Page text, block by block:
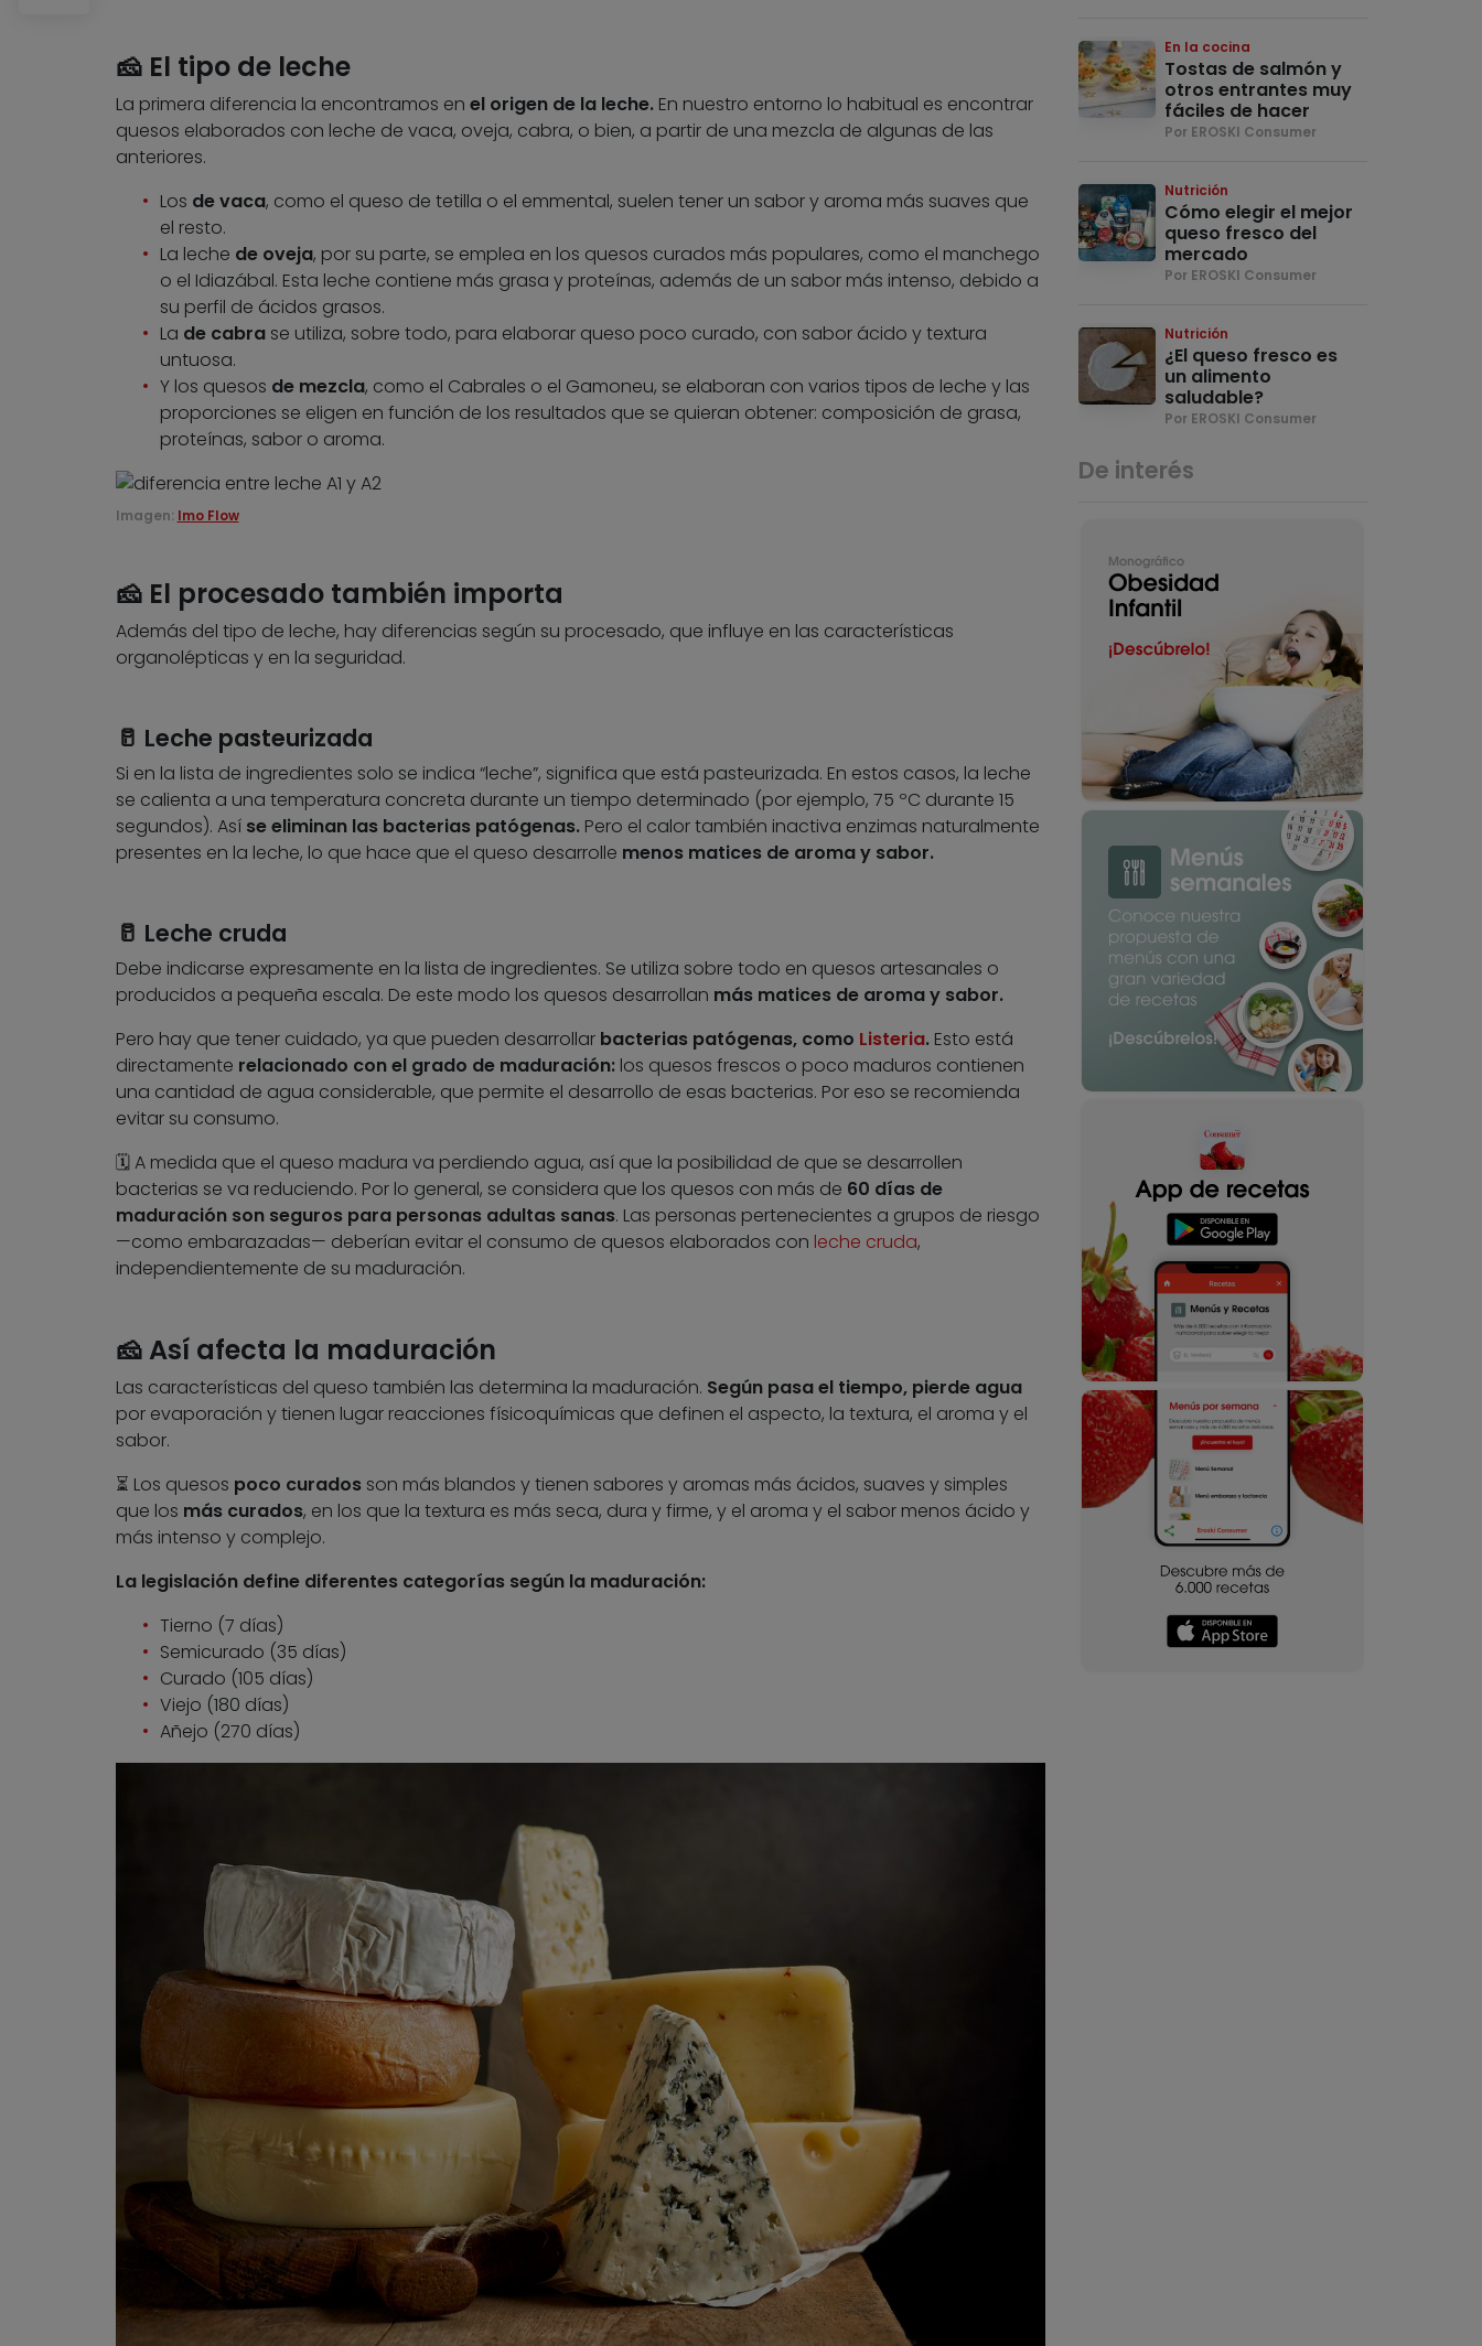
🧀 El tipo de leche
La primera diferencia la encontramos en el origen de la leche.En nuestro entorno lo habitual es encontrar
quesos elaborados con leche de vaca, oveja, cabra, o bien, a partir de una mezcla de algunas de las
anteriores.
Los de vaca, como el queso de tetilla o el emmental, suelen tener un sabor y aroma más suaves que
el resto.
La leche de oveja, por su parte, se emplea en los quesos curados más populares, como el manchego
o el Idiazábal. Esta leche contiene más grasa y proteínas, además de un sabor más intenso, debido a
su perfil de ácidos grasos.
La de cabrase utiliza, sobre todo, para elaborar queso poco curado, con sabor ácido y textura
untuosa.
Y los quesos de mezcla, como el Cabrales o el Gamoneu, se elaboran con varios tipos de leche y las
proporciones se eligen en función de los resultados que se quieran obtener: composición de grasa,
proteínas, sabor o aroma.
Imagen: Imo Flow
🧀 El procesado también importa
Además del tipo de leche, hay diferencias según su procesado, que influye en las características
organolépticas y en la seguridad.
🥛 Leche pasteurizada
Si en la lista de ingredientes solo se indica “leche”, significa que está pasteurizada. En estos casos, la leche
se calienta a una temperatura concreta durante un tiempo determinado (por ejemplo, 75 ºC durante 15
segundos). Así se eliminan las bacterias patógenas.Pero el calor también inactiva enzimas naturalmente
presentes en la leche, lo que hace que el queso desarrolle menos matices de aroma y sabor.
🥛 Leche cruda
Debe indicarse expresamente en la lista de ingredientes. Se utiliza sobre todo en quesos artesanales o
producidos a pequeña escala. De este modo los quesos desarrollan más matices de aroma y sabor.
Pero hay que tener cuidado, ya que pueden desarrollar bacterias patógenas, como Listeria. Esto está
directamente relacionado con el grado de maduración:los quesos frescos o poco maduros contienen
una cantidad de agua considerable, que permite el desarrollo de esas bacterias. Por eso se recomienda
evitar su consumo.
🗓️ A medida que el queso madura va perdiendo agua, así que la posibilidad de que se desarrollen
bacterias se va reduciendo. Por lo general, se considera que los quesos con más de 60 días de
maduración son seguros para personas adultas sanas. Las personas pertenecientes a grupos de riesgo
—como embarazadas— deberían evitar el consumo de quesos elaborados con leche cruda,
independientemente de su maduración.
🧀 Así afecta la maduración
Las características del queso también las determina la maduración. Según pasa el tiempo, pierde agua
por evaporación y tienen lugar reacciones físicoquímicas que definen el aspecto, la textura, el aroma y el
sabor.
⏳ Los quesos poco curadosson más blandos y tienen sabores y aromas más ácidos, suaves y simples
que los más curados, en los que la textura es más seca, dura y firme, y el aroma y el sabor menos ácido y
más intenso y complejo.
La legislación define diferentes categorías según la maduración:
Tierno (7 días)
Semicurado (35 días)
Curado (105 días)
Viejo (180 días)
Añejo (270 días)
En la cocina
Tostas de salmón y
otros entrantes muy
fáciles de hacer
Por EROSKI Consumer
Nutrición
Cómo elegir el mejor
queso fresco del
mercado
Por EROSKI Consumer
Nutrición
¿El queso fresco es
un alimento
saludable?
Por EROSKI Consumer
De interés